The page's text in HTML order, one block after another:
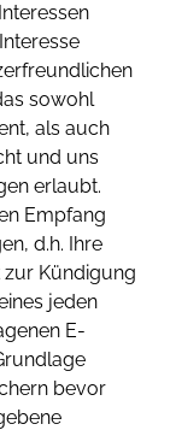
sowohl
als auch
und uns
erlaubt.
Empfang
d.h. Ihre
zur Kündigung
jeden
E-
bevor